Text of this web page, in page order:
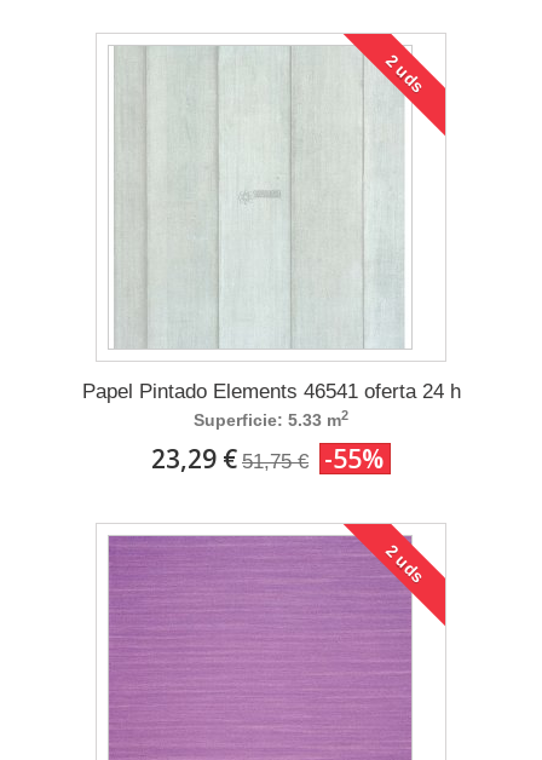
2 uds
Papel Pintado Elements 46541 oferta 24 h
Superficie: 5.33 m2
23,29 € 51,75 € -55%
2 uds